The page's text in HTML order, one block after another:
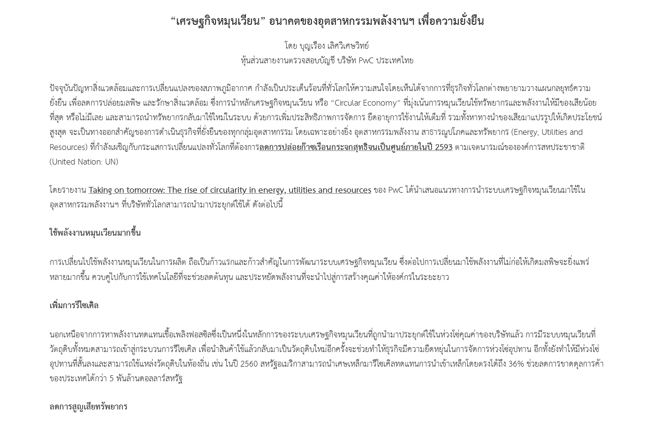
“เศรษฐกิจหมุนเวียน” อนาคตของอุตสาหกรรมพลังงานฯ เพื่อความยั่งยืน
โดย บุญเรือง เลิศวิเศษวิทย์
หุ้นส่วนสายงานตรวจสอบบัญชี บริษัท PwC ประเทศไทย
ปัจจุบันปัญหาสิ่งแวดล้อมและการเปลี่ยนแปลงของสภาพภูมิอากาศ กำลังเป็นประเด็นร้อนที่ทั่วโลกให้ความสนใจโดยเห็นได้จากการที่ธุรกิจทั่วโลกต่างพยายามวางแผนกลยุทธ์ความ
ยั่งยืน เพื่อลดการปล่อยมลพิษ และรักษาสิ่งแวดล้อม ซึ่งการนำหลักเศรษฐกิจหมุนเวียน หรือ “Circular Economy” ที่มุ่งเน้นการหมุนเวียนใช้ทรัพยากรและพลังงานให้มีของเสียน้อย
ที่สุด หรือไม่มีเลย และสามารถนำทรัพยากรกลับมาใช้ใหม่ในระบบ ด้วยการเพิ่มประสิทธิภาพการจัดการ ยืดอายุการใช้งานให้เต็มที่ รวมทั้งหาทางนำของเสียมาแปรรูปให้เกิดประโยชน์
สูงสุด จะเป็นทางออกสำคัญของการดำเนินธุรกิจที่ยั่งยืนของทุกกลุ่มอุตสาหกรรม โดยเฉพาะอย่างยิ่ง อุตสาหกรรมพลังงาน สาธารณูปโภคและทรัพยากร (Energy, Utilities and
Resources) ที่กำลังเผชิญกับกระแสการเปลี่ยนแปลงทั่วโลกที่ต้องการลดการปล่อยก๊าซเรือนกระจกสุทธิจนเป็นศูนย์ภายในปี 2593ตามเจตนารมณ์ขององค์การสหประชาชาติ
(United Nation: UN)
โดยรายงานTaking on tomorrow: The rise of circularity in energy, utilities and resourcesของ PwC ได้นำเสนอแนวทางการนำระบบเศรษฐกิจหมุนเวียนมาใช้ใน
อุตสาหกรรมพลังงานฯ ที่บริษัททั่วโลกสามารถนำมาประยุกต์ใช้ได้ ดังต่อไปนี้
ใช้พลังงานหมุนเวียนมากขึ้น
การเปลี่ยนไปใช้พลังงานหมุนเวียนในการผลิต ถือเป็นก้าวแรกและก้าวสำคัญในการพัฒนาระบบเศรษฐกิจหมุนเวียน ซึ่งต่อไปการเปลี่ยนมาใช้พลังงานที่ไม่ก่อให้เกิดมลพิษจะยิ่งแพร่
หลายมากขึ้น ควบคู่ไปกับการใช้เทคโนโลยีที่จะช่วยลดต้นทุน และประหยัดพลังงานที่จะนำไปสู่การสร้างคุณค่าให้องค์กรในระยะยาว
เพิ่มการรีไซเคิล
นอกเหนือจากการหาพลังงานทดแทนเชื้อเพลิงฟอสซิลซึ่งเป็นหนึ่งในหลักการของระบบเศรษฐกิจหมุนเวียนที่ถูกนำมาประยุกต์ใช้ในห่วงโซ่คุณค่าของบริษัทแล้ว การมีระบบหมุนเวียนที่
วัตถุดิบทั้งหมดสามารถเข้าสู่กระบวนการรีไซเคิล เพื่อนำสินค้าใช้แล้วกลับมาเป็นวัตถุดิบใหม่อีกครั้งจะช่วยทำให้ธุรกิจมีความยืดหยุ่นในการจัดการห่วงโซ่อุปทาน อีกทั้งยังทำให้มีห่วงโซ่
อุปทานที่สั้นลงและสามารถใช้แหล่งวัตถุดิบในท้องถิ่น เช่น ในปี 2560 สหรัฐอเมริกาสามารถนำเศษเหล็กมารีไซเคิลทดแทนการนำเข้าเหล็กโดยตรงได้ถึง 36% ช่วยลดการขาดดุลการค้า
ของประเทศได้กว่า 5 พันล้านดอลลาร์สหรัฐ
ลดการสูญเสียทรัพยากร